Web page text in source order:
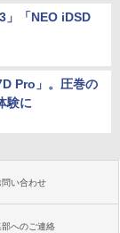
「NEO iDSD
Pro」。圧巻の
験に
問い合わせ
部へのご連絡